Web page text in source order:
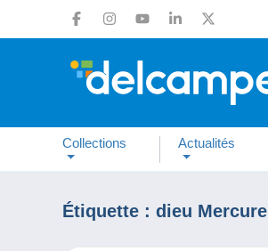
Collections Actualités
Étiquette : dieu Mercure